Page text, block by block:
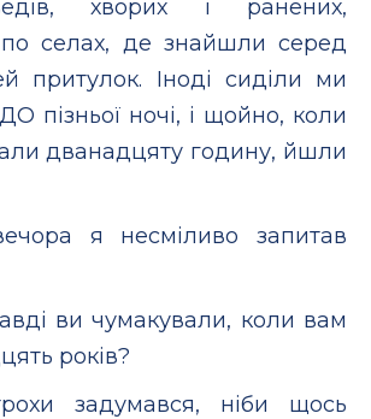
хворих і ранених,
селах, де знайшли серед
притулок. Іноді сиділи ми
пізньої ночі, і щойно, коли
дванадцяту годину, йшли
я несміливо запитав
ви чумакували, коли вам
років?
задумався, ніби щось